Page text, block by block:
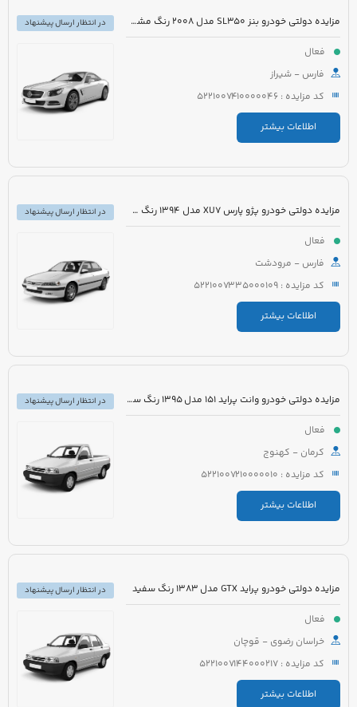
مزایده دولتی خودرو بنز SL350 مدل 2008 رنگ مشکی روغنی
فعال
فارس - شیراز
کد مزایده : 5221007410000046
اطلاعات بیشتر
در انتظار ارسال پیشنهاد
مزایده دولتی خودرو پژو پارس XU7 مدل 1394 رنگ سفید روغنی
فعال
فارس - مرودشت
کد مزایده : 5221007335000109
اطلاعات بیشتر
در انتظار ارسال پیشنهاد
مزایده دولتی خودرو وانت پراید 151 مدل 1395 رنگ سفید
فعال
کرمان - کهنوج
کد مزایده : 5221007210000010
اطلاعات بیشتر
در انتظار ارسال پیشنهاد
مزایده دولتی خودرو پراید GTX مدل 1383 رنگ سفید
فعال
خراسان رضوی - قوچان
کد مزایده : 5221007144000217
اطلاعات بیشتر
در انتظار ارسال پیشنهاد